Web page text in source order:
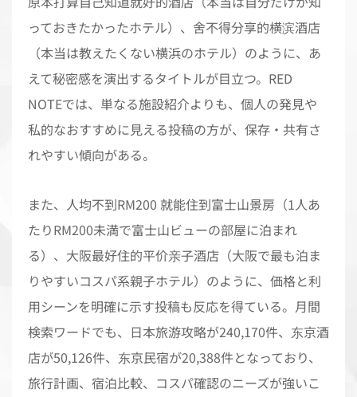
っておきたかったホテル）、舍不得分享的横滨酒店
（本当は教えたくない横浜のホテル）のように、あ
えて秘密感を演出するタイトルが目立つ。RED
NOTEでは、単なる施設紹介よりも、個人の発見や
私的なおすすめに見える投稿の方が、保存・共有さ
れやすい傾向がある。
また、人均不到RM200 就能住到富士山景房（1人あ
たりRM200未満で富士山ビューの部屋に泊まれ
る）、大阪最好住的平价亲子酒店（大阪で最も泊ま
りやすいコスパ系親子ホテル）のように、価格と利
用シーンを明確に示す投稿も反応を得ている。月間
検索ワードでも、日本旅游攻略が240,170件、东京酒
店が50,126件、东京民宿が20,388件となっており、
旅行計画、宿泊比較、コスパ確認のニーズが強いこ